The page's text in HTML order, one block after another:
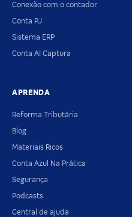
Conexão com o contador
Conta PJ
Sistema ERP
Conta AI Captura
APRENDA
Reforma Tributária
Blog
Materiais Ricos
Conta Azul Na Prática
Segurança
Podcasts
Central de ajuda